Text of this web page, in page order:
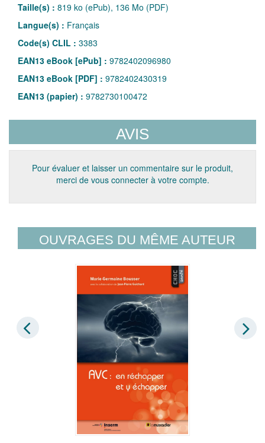
Taille(s) : 819 ko (ePub), 136 Mo (PDF)
Langue(s) : Français
Code(s) CLIL : 3383
EAN13 eBook [ePub] : 9782402096980
EAN13 eBook [PDF] : 9782402430319
EAN13 (papier) : 9782730100472
AVIS
Pour évaluer et laisser un commentaire sur le produit,
merci de vous connecter à votre compte.
OUVRAGES DU MÊME AUTEUR